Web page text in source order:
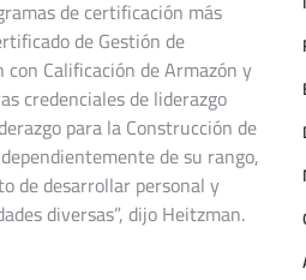
de certificación más
de Gestión de
Calificación de Armazón y
credenciales de liderazgo
para la Construcción de
de su rango,
de desarrollar personal y
diversas”, dijo Heitzman.